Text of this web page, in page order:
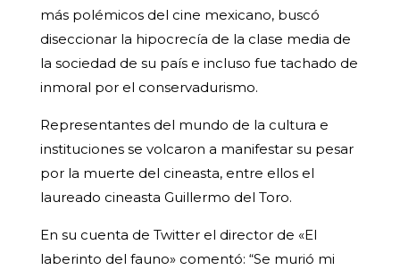
más polémicos del cine mexicano, buscó
diseccionar la hipocrecía de la clase media de
la sociedad de su país e incluso fue tachado de
inmoral por el conservadurismo.
Representantes del mundo de la cultura e
instituciones se volcaron a manifestar su pesar
por la muerte del cineasta, entre ellos el
laureado cineasta Guillermo del Toro.
En su cuenta de Twitter el director de «El
laberinto del fauno» comentó: “Se murió mi